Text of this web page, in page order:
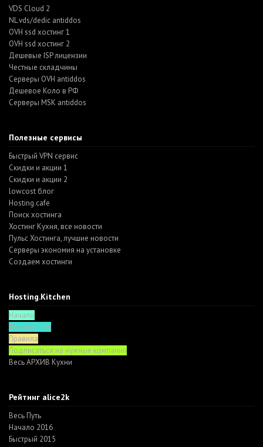
VDS Cloud 2
NL vds/dedic antiddos
OVH ssd хостинг 1
OVH ssd хостинг 2
Дешевые ISP лицензии
Честные складчины
Серверы OVH antiddos
Дешевое Коло в РФ
Серверы MSK antiddos
Полезные сервисы
Быстрый VPN сервис
Скидки и акции 1
Скидки и акции 2
lowcost блог
Hosting.cafe
Поиск хостинга
Хостинг Кухня, все новости
Пульс Хостинга, лучшие новости
Серверы экономия на установке
Создаем хостинги
Hosting.Kitchen
Начало
Функционал
Правила
Подписаться на нужные компании
Весь АРХИВ Кухни
Рейтинг alice2k
Весь Путь
Начало 2016
Быстрый 2015